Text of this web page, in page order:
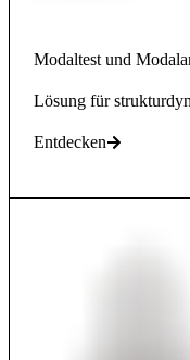
Modaltest und
Lösung für
Entdecken